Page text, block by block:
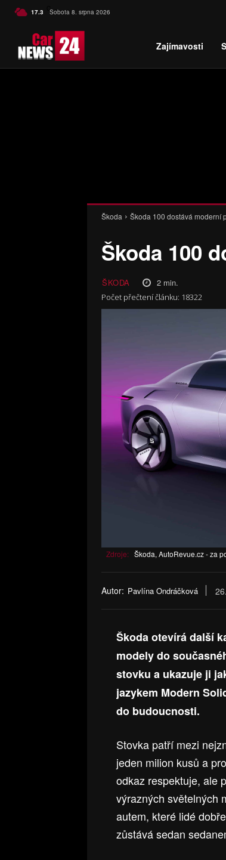
17.3 C Czech
Sobota 8. srpna 2026
Zajímavosti
Škoda Škoda 100 dostává moderní
Škoda 100
ŠKODA 2min.
Počet přečtení článku: 18322
Zdroje: Škoda, AutoRevue.cz - za
Autor: Pavlína Ondráčková
Škoda otevírá další
modely do
stovku a ukazuje ji
jazykem Modern
do budoucnosti.
Stovka patří mezi
jeden milion kusů a
odkaz respektuje, ale
výrazných světelných
autem, které lidé
zůstává sedan